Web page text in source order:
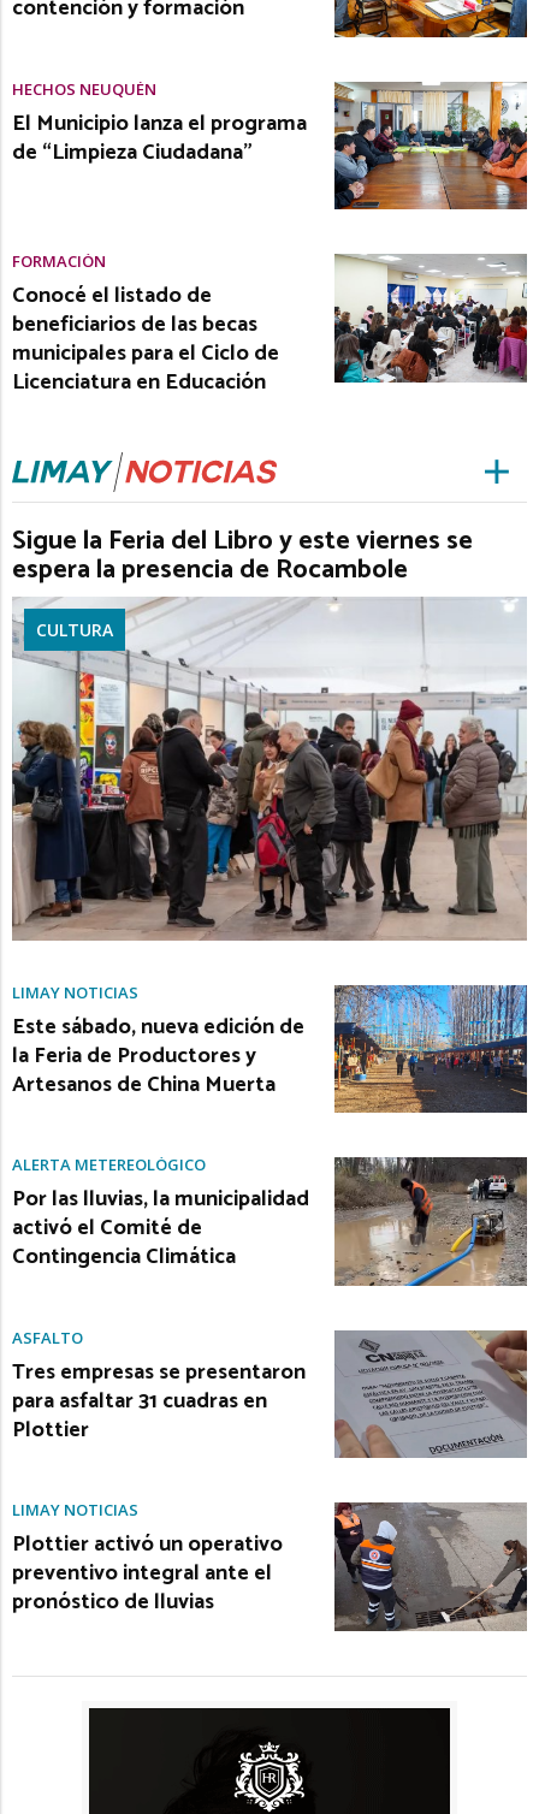
contención y formación
HECHOS NEUQUÉN
El Municipio lanza el programa
de “Limpieza Ciudadana”
FORMACIÓN
Conocé el listado de
beneficiarios de las becas
municipales para el Ciclo de
Licenciatura en Educación
Sigue la Feria del Libro y este viernes se
espera la presencia de Rocambole
CULTURA
LIMAY NOTICIAS
Este sábado, nueva edición de
la Feria de Productores y
Artesanos de China Muerta
ALERTA METEREOLÓGICO
Por las lluvias, la municipalidad
activó el Comité de
Contingencia Climática
ASFALTO
Tres empresas se presentaron
para asfaltar 31 cuadras en
Plottier
LIMAY NOTICIAS
Plottier activó un operativo
preventivo integral ante el
pronóstico de lluvias